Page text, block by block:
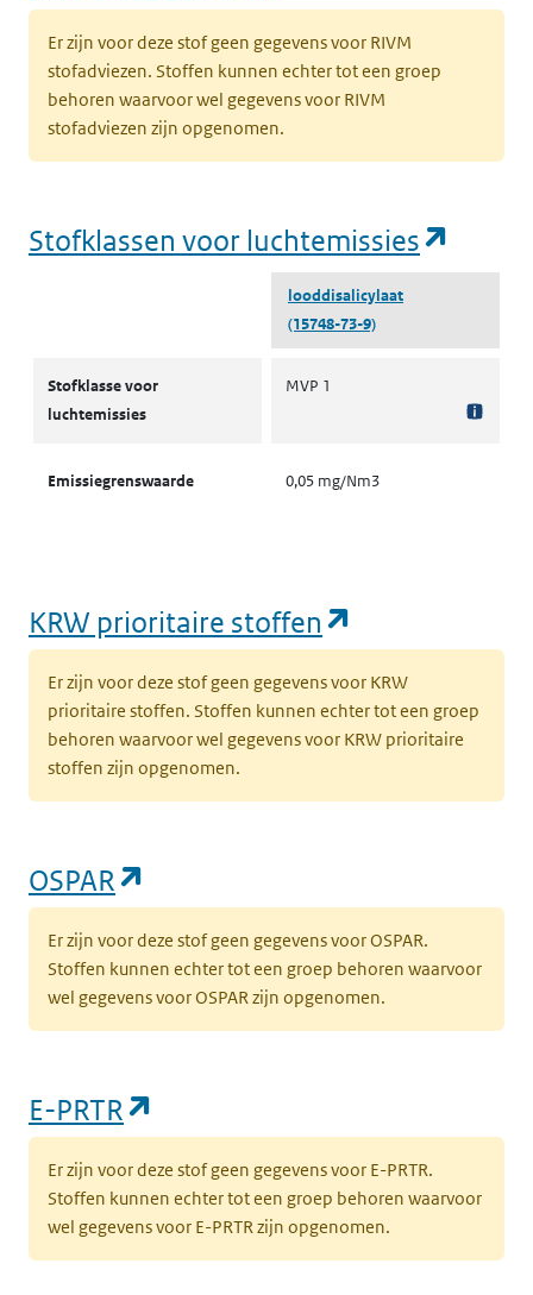
Er zijn voor deze stof geen gegevens voor RIVM
stofadviezen. Stoffen kunnen echter tot een groep
behoren waarvoor wel gegevens voor RIVM
stofadviezen zijn opgenomen.
Stofklassen voor luchtemissies
looddisalicylaat
(15748-73-9)
Stofklasse voor
luchtemissies
MVP 1
Emissiegrenswaarde 0,05 mg/Nm3
KRW prioritaire stoffen
Er zijn voor deze stof geen gegevens voor KRW
prioritaire stoffen. Stoffen kunnen echter tot een groep
behoren waarvoor wel gegevens voor KRW prioritaire
stoffen zijn opgenomen.
OSPAR
Er zijn voor deze stof geen gegevens voor OSPAR.
Stoffen kunnen echter tot een groep behoren waarvoor
wel gegevens voor OSPAR zijn opgenomen.
E-PRTR
Er zijn voor deze stof geen gegevens voor E-PRTR.
Stoffen kunnen echter tot een groep behoren waarvoor
wel gegevens voor E-PRTR zijn opgenomen.